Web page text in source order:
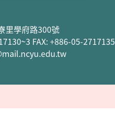
里學府路300號
FAX: +886-05-2717135